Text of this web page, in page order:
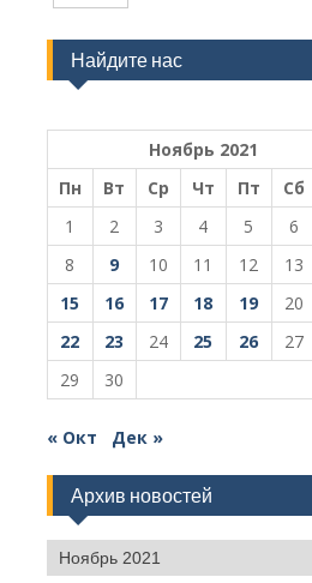
Найдите нас
Ноябрь 2021
Пн
Вт Ср Чт Пт Сб
1
2 3 4 5 6
8
9 10 11 12 13
15
16 17 18 19 20
22
23 24 25 26 27
29
30
« Окт Дек »
Архив новостей
Архив
новостей